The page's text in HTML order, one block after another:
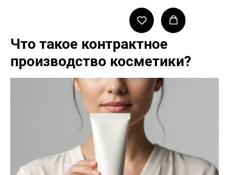
Что такое контрактное
производство косметики?